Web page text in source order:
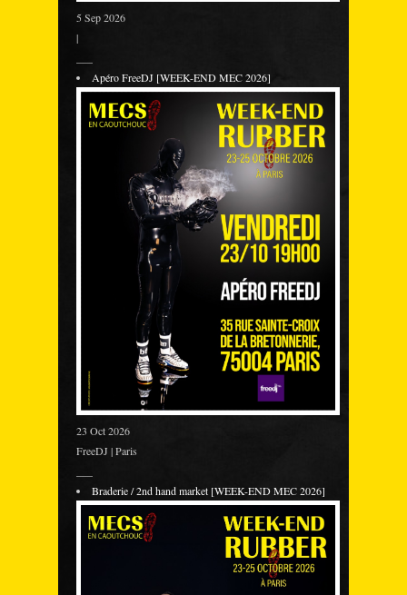
5 Sep 2026
|
Apéro FreeDJ [WEEK-END MEC 2026]
23 Oct 2026
FreeDJ | Paris
Braderie / 2nd hand market [WEEK-END MEC 2026]